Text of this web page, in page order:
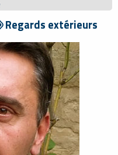
Regards extérieurs